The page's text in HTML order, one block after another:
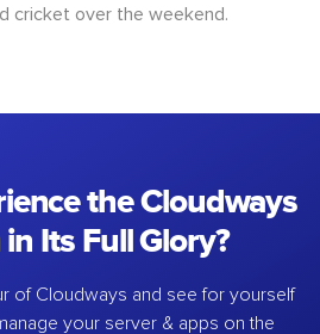
cricket over the weekend.
the Cloudways
Its Full Glory?
of Cloudways and see for yourself
your server & apps on the